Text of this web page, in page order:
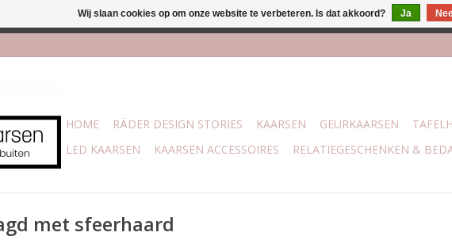
HOME RÄDER DESIGN STORIES KAARSEN GEURKAARSEN
LED KAARSEN
KAARSEN ACCESSOIRES RELATIEGESCHENKEN &
met sfeerhaard
Wij slaan cookies op om onze website te verbeteren. Is dat akkoord? Ja
Afhalen is mogelijk bij Trotz Woon & Cadeau | Belvederelaan 107 Zwolle |